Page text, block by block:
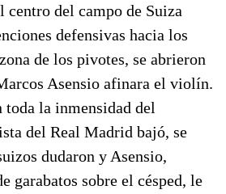
centro del campo de Suiza
defensivas hacia los
de los pivotes, se abrieron
Asensio afinara el violín.
toda la inmensidad del
del Real Madrid bajó, se
dudaron y Asensio,
garabatos sobre el césped, le